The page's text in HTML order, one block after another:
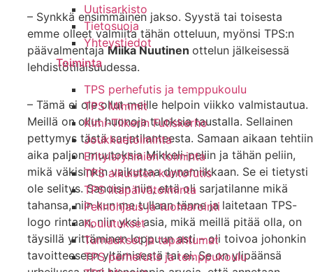
Uutisarkisto
Tietosuoja
Yhteystiedot
Toiminta
TPS perhefutis ja temppukoulu
TPS Mimmit
Kimi-Tiikerin Futiskerho
Joukkuetoiminta
Erityisryhmien toiminta
TPS aikuisten kuntofutis
TPS iltapäivätoiminta
Pelinohjaus ja tuomarointi
Koulutukset
Turnaukset ja tapahtumat
TPS perhefutis ja temppukoulu
– Synkkä ensimmäinen jakso. Syystä tai toisesta
emme olleet valmiita tähän otteluun, myönsi TPS:n
päävalmentajaMiika Nuutinen ottelun jälkeisessä
lehdistötilaisuudessa.
– Tämä ei ole ollut meille helpoin viikko valmistautua.
Meillä on ollut huonoja tuloksia taustalla. Sellainen
pettymys tästä sarjatilanteesta. Samaan aikaan tehtiin
aika paljon muutoksia Mikkeli-peliin ja tähän peliin,
mikä väkisinkin vaikuttaa dynamiikkaan. Se ei tietysti
ole selitys. Sanoisin niin, että oli sarjatilanne mikä
tahansa, niin kun me tullaan tänne ja laitetaan TPS-
logo rintaan, niin yksi asia, mikä meillä pitää olla, on
täysillä yrittäminen loppuun asti – oli toivoa johonkin
tavoitteeseen yltämisestä tai ei. Se on ylipäänsä